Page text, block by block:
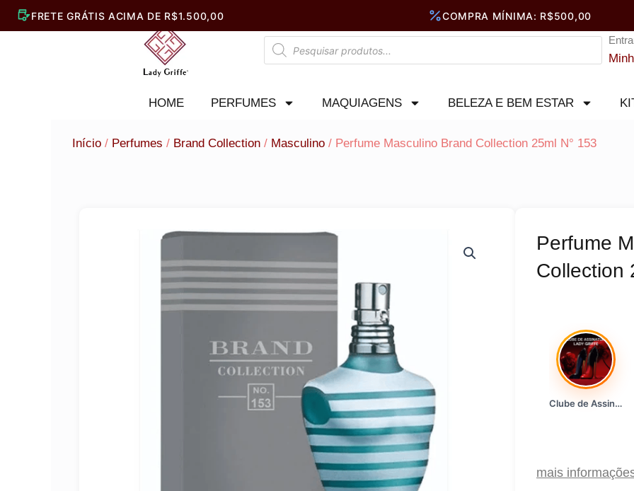
Pesquisar
produtos
HOME PERFUMES MAQUIAGENS BELEZA E BEM ESTAR
Início / Perfumes / Brand Collection / Masculino / Perfume Masculino Brand Collection 25ml N° 153
Perfume
Collection
Clube de Assinatura Lady Griffe
mais